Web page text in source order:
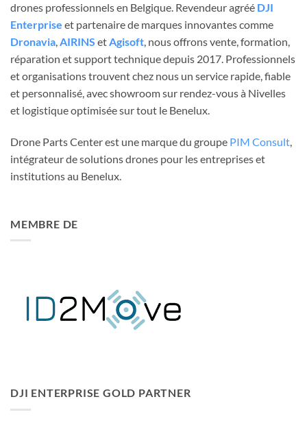
drones professionnels en Belgique. Revendeur agréé DJI
Enterprise et partenaire de marques innovantes comme
Dronavia,AIRINS etAgisoft, nous offrons vente, formation,
réparation et support technique depuis 2017. Professionnels
et organisations trouvent chez nous un service rapide, fiable
et personnalisé, avec showroom sur rendez-vous à Nivelles
et logistique optimisée sur tout le Benelux.
Drone Parts Center est une marque du groupe PIM Consult,
intégrateur de solutions drones pour les entreprises et
institutions au Benelux.
MEMBRE DE
DJI ENTERPRISE GOLD PARTNER